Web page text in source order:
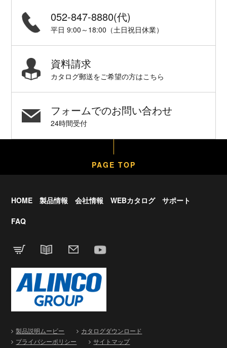
052-847-8880(代)
平日 9:00～18:00（土日祝日休業）
資料請求
カタログ郵送をご希望の方はこちら
フォームでのお問い合わせ
24時間受付
PAGE TOP
HOME 製品情報 会社情報 WEBカタログ サポート
FAQ
製品説明ムービー
カタログダウンロード
プライバシーポリシー
サイトマップ